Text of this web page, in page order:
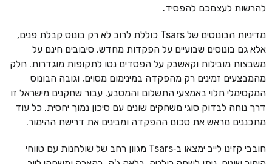
להרשות לעצמכם להפסיד.
מדיניות הבונוסים של Tsars כוללת לרוב לא רק בונוס קבלת פנים,
אלא גם בונוסים שבועיים על הפקדות מחדש, סיבובים חינם על
משבצות מובילות וקאשבק על הפסדים נטו לתקופות מוגדרות. חלק
מהמבצעים זמינים רק מהפקדה במינימום מסוים, וגובה הבונוס
המקסימלי תלוי באמצעי התשלום והמטבע. עבור שחקנים מישראל זו
דרך נוחה לבדוק סוגי משחקים שונים עם סיכון נמוך יחסית, כל עוד
מתכננים מראש את סכום ההפקדה ומבינים את דרישת ההימור.
חובבי קזינו לייב ימצאו ב‑Tsars מגוון רחב של שולחנות עם טווחי